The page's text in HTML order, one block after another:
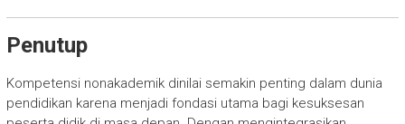
Penutup
Kompetensi nonakademik dinilai semakin penting dalam dunia
pendidikan karena menjadi fondasi utama bagi kesuksesan